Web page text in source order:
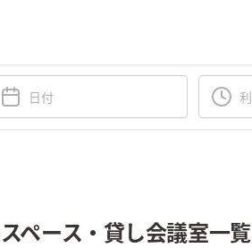
ペース・貸し会議室一覧